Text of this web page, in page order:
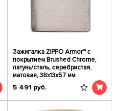
Зажигалка ZIPPO Armor™ c
покрытием Brushed Chrome,
латунь/сталь, серебристая,
матовая, 38x13x57 мм
5 491 руб.